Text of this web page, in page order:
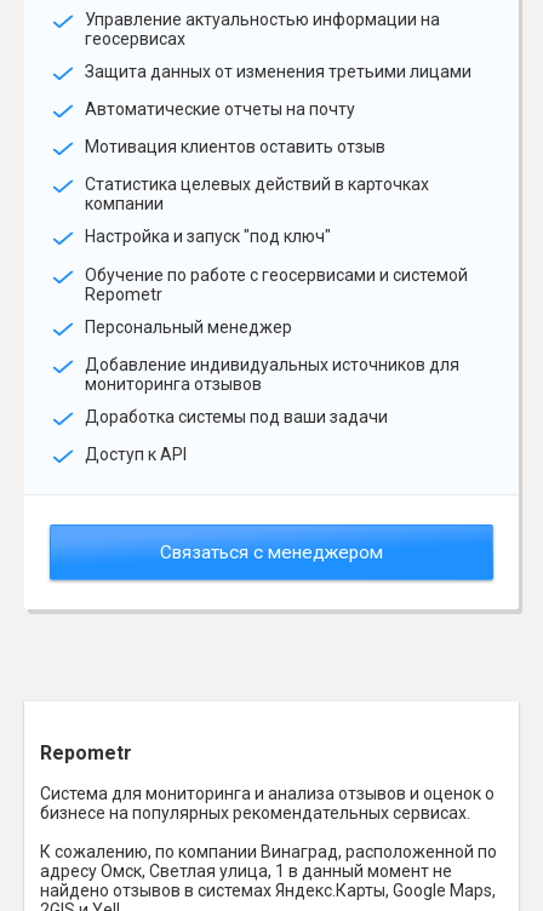
Управление актуальностью информации на
геосервисах
Защита данных от изменения третьими лицами
Автоматические отчеты на почту
Мотивация клиентов оставить отзыв
Статистика целевых действий в карточках
компании
Настройка и запуск "под ключ"
Обучение по работе с геосервисами и системой
Repometr
Персональный менеджер
Добавление индивидуальных источников для
мониторинга отзывов
Доработка системы под ваши задачи
Доступ к API
Связаться с менеджером
Repometr
Система для мониторинга и анализа отзывов и оценок о
бизнесе на популярных рекомендательных сервисах.
К сожалению, по компании Винаград, расположенной по
адресу Омск, Светлая улица, 1 в данный момент не
найдено отзывов в системах Яндекс.Карты, Google Maps,